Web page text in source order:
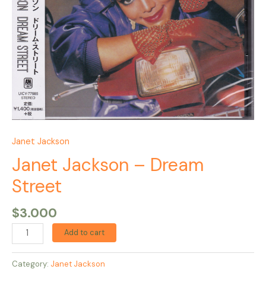
Janet Jackson
Janet Jackson – Dream
Street
$3.000
Add to cart
Category: Janet Jackson